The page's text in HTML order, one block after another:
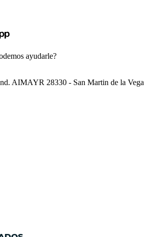
ayudarle?
AIMAYR 28330 - San Martin de la Vega